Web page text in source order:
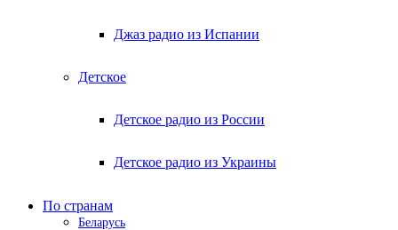
Джаз радио из Испании
Детское
Детское радио из России
Детское радио из Украины
По странам
Беларусь